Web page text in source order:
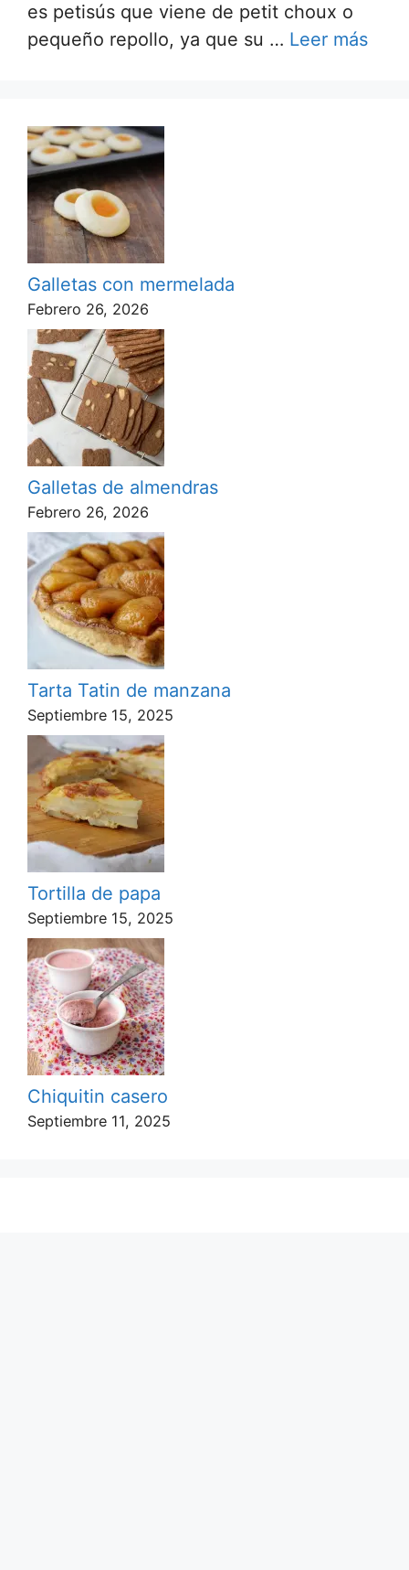
es petisús que viene de petit choux o
pequeño repollo, ya que su … Leer más
Galletas con mermelada
Febrero 26, 2026
Galletas de almendras
Febrero 26, 2026
Tarta Tatin de manzana
Septiembre 15, 2025
Tortilla de papa
Septiembre 15, 2025
Chiquitin casero
Septiembre 11, 2025